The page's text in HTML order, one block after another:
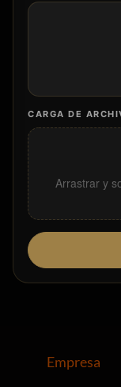
CARGA DE
Arrastrar y
Empresa